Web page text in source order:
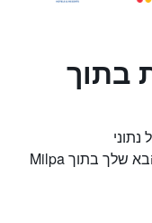
בתוך
HotelsCombined כדי למצוא את המלון הבא שלך בתוך Milpa